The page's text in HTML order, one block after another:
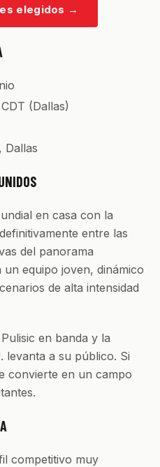
elegidos →
(Dallas)
Dallas
en casa con la
entre las
del panorama
equipo joven, dinámico
de alta intensidad
en banda y la
levanta a su público. Si
convierte en un campo
competitivo muy